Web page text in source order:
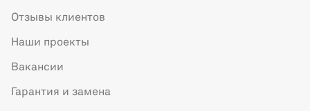
Отзывы клиентов
Наши проекты
Вакансии
Гарантия и замена